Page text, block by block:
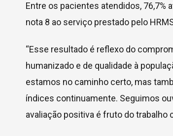
Entre os pacientes atendidos, 76,7%
nota 8 ao serviço prestado pelo
“Esse resultado é reflexo do
humanizado e de qualidade à
estamos no caminho certo, mas
índices continuamente. Seguimos
avaliação positiva é fruto do trabalho